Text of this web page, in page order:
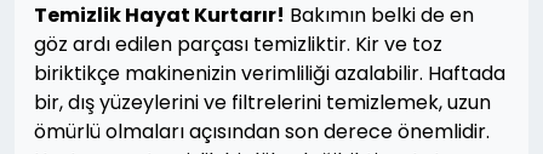
Temizlik Hayat Kurtarır! Bakımın belki de en
göz ardı edilen parçası temizliktir. Kir ve toz
biriktikçe makinenizin verimliliği azalabilir. Haftada
bir, dış yüzeylerini ve filtrelerini temizlemek, uzun
ömürlü olmaları açısından son derece önemlidir.